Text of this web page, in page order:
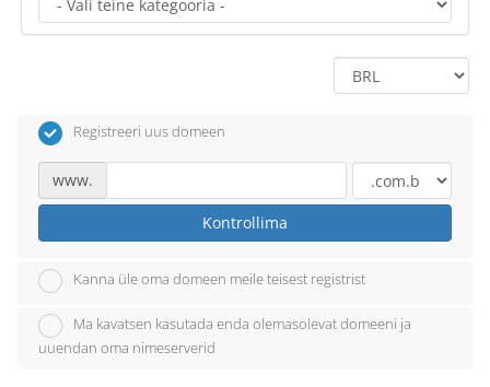
Registreeri uus domeen
www.
Kontrollima
Kanna üle oma domeen meile teisest registrist
Ma kavatsen kasutada enda olemasolevat domeeni ja
uuendan oma nimeserverid